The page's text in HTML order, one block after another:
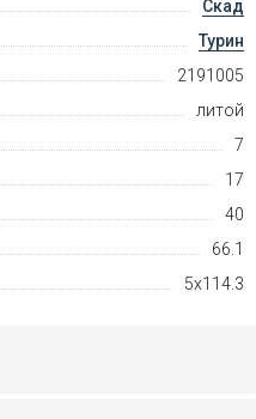
Скад
Турин
2191005
литой
7
17
40
66.1
5x114.3